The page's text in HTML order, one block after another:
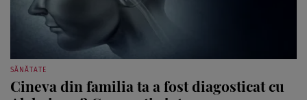
Cineva din familia ta a fost diagosticat cu